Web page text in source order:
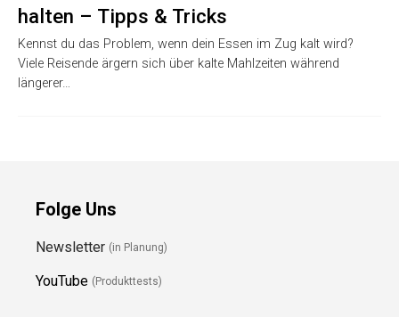
halten – Tipps & Tricks
Kennst du das Problem, wenn dein Essen im Zug kalt wird?
Viele Reisende ärgern sich über kalte Mahlzeiten während
längerer…
Folge Uns
Newsletter (in Planung)
YouTube (Produkttests)